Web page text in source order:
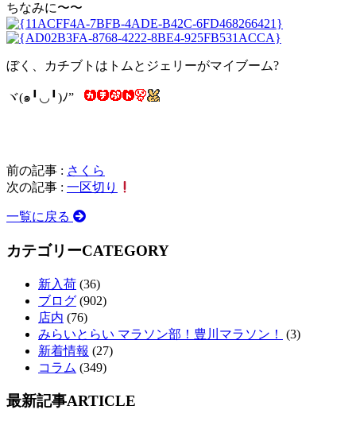
ちなみに〜〜
ぼく、カチブトはトムとジェリーがマイブーム?
ヾ(๑╹◡╹)ﾉ”
前の記事 : さくら
次の記事 : 一区切り
一覧に戻る
カテゴリーCATEGORY
新入荷 (36)
ブログ (902)
店内 (76)
みらいとらい マラソン部！豊川マラソン！
(3)
新着情報 (27)
コラム (349)
最新記事ARTICLE